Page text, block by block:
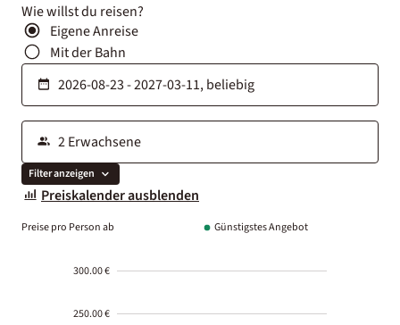
Wie willst du reisen?
Eigene Anreise
Mit der Bahn
Filter anzeigen
Preiskalender ausblenden
Preise pro Person ab Günstigstes Angebot
300.00 €
250.00 €